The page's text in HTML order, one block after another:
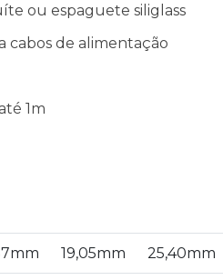
ou espaguete siliglass
cabos de alimentação
1m
19,05mm 25,40mm